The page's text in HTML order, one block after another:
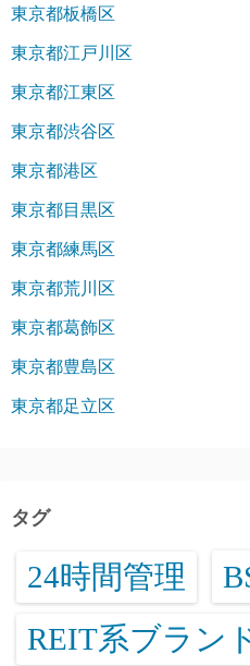
東京都板橋区
東京都江戸川区
東京都江東区
東京都渋谷区
東京都港区
東京都目黒区
東京都練馬区
東京都荒川区
東京都葛飾区
東京都豊島区
東京都足立区
タグ
24時間管理
REIT系ブラン